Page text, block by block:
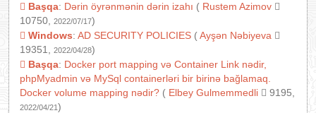
Başqa: Dərin öyrənmənin dərin izahı ( Rustem Azimov
10750,
2022/07/17)
Windows: AD SECURITY POLICIES (Ayşən Nəbiyeva
19351,
2022/04/28)
Başqa: Docker port mapping və Container Link nədir,
phpMyadmin və MySql containerləri bir birinə bağlamaq.
Docker volume mapping nədir? ( Elbey Gulmemmedli 9195,
2022/04/21)